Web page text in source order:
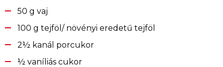
50 g vaj
100 g tejföl/ növényi eredetű tejföl
2½ kanál porcukor
½ vaníliás cukor